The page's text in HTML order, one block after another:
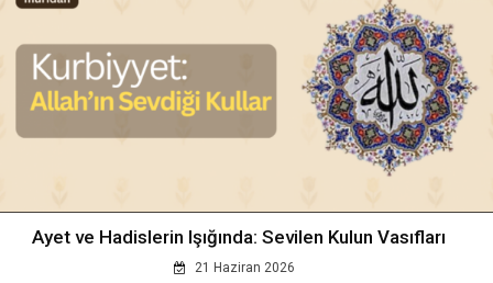
Ayet ve Hadislerin Işığında: Sevilen Kulun Vasıfları
21 Haziran 2026